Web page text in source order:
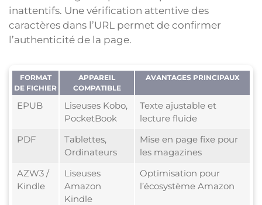
inattentifs. Une vérification attentive des
caractères dans l’URL permet de confirmer
l’authenticité de la page.
FORMAT
DE FICHIER
APPAREIL
COMPATIBLE
AVANTAGES PRINCIPAUX
EPUB
Liseuses Kobo,
PocketBook
Texte ajustable et
lecture fluide
PDF
Tablettes,
Ordinateurs
Mise en page fixe pour
les magazines
AZW3 /
Kindle
Liseuses
Amazon
Kindle
Optimisation pour
l’écosystème Amazon